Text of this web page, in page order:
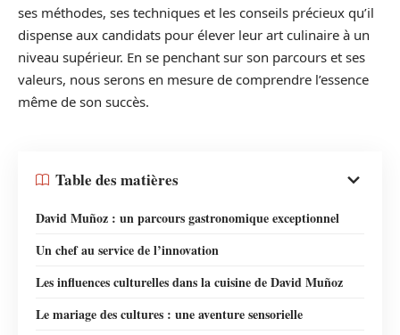
ses méthodes, ses techniques et les conseils précieux qu’il
dispense aux candidats pour élever leur art culinaire à un
niveau supérieur. En se penchant sur son parcours et ses
valeurs, nous serons en mesure de comprendre l’essence
même de son succès.
Table des matières
David Muñoz : un parcours gastronomique exceptionnel
Un chef au service de l’innovation
Les influences culturelles dans la cuisine de David Muñoz
Le mariage des cultures : une aventure sensorielle